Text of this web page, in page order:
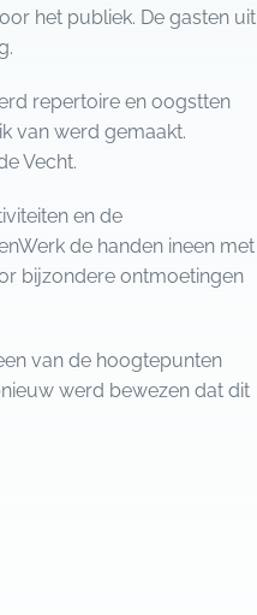
het publiek. De gasten uit
repertoire en oogstten
van werd gemaakt.
Vecht.
en de
de handen ineen met
bijzondere ontmoetingen
van de hoogtepunten
werd bewezen dat dit